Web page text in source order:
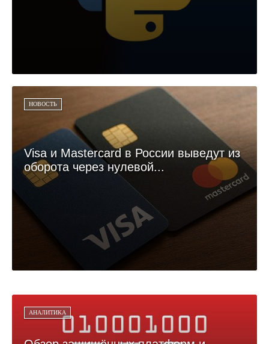
НОВОСТЬ
Visa и Mastercard в России выведут из
оборота через нулевой...
АНАЛИТИКА